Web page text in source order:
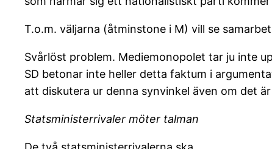
T.o.m. väljarna (åtminstone i M) vill se
Svårlöst problem. Mediemonopolet tar ju inte
SD betonar inte heller detta faktum i
att diskutera ur denna synvinkel även om det
Statsministerrivaler möter talman